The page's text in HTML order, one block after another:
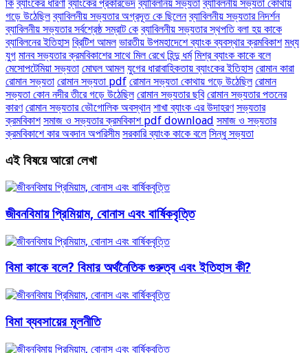
কি ব্যাংকের ধারণা ব্যাংকের প্রকারভেদ ব্যাবিলনিয় সভ্যতা ব্যাবিলনীয় সভ্যতা কোথায়
গড়ে উঠেছিল ব্যাবিলনীয় সভ্যতার অগ্রদূত কে ছিলেন ব্যাবিলনীয় সভ্যতার নিদর্শন
ব্যাবিলনীয় সভ্যতার সর্বশ্রেষ্ঠ সম্রাট কে ব্যাবিলনীয় সভ্যতার স্থপতি বলা হয় কাকে
ব্যাবিলনের ইতিহাস ব্রিটিশ আমল ভারতীয় উপমহাদেশে ব্যাংক ব্যবস্থার ক্রমবিকাশ মধ্য
যুগ মানব সভ্যতার ক্রমবিকাশের সাথে মিল রেখে হিন্দু ধর্ম মিশ্র ব্যাংক কাকে বলে
মেসোপটেমিয়া সভ্যতা মোঘল আমল যুগের ধারাবাহিকতায় ব্যাংকের ইতিহাস রোমান কারা
রোমান সভ্যতা রোমান সভ্যতা pdf রোমান সভ্যতা কোথায় গড়ে উঠেছিল রোমান
সভ্যতা কোন নদীর তীরে গড়ে উঠেছিল রোমান সভ্যতার ছবি রোমান সভ্যতার পতনের
কারণ রোমান সভ্যতার ভৌগোলিক অবস্থান শাখা ব্যাংক এর উদাহরণ সভ্যতার
ক্রমবিকাশ সমাজ ও সভ্যতার ক্রমবিকাশ pdf download সমাজ ও সভ্যতার
ক্রমবিকাশে কার অবদান অপরিসীম সরকারি ব্যাংক কাকে বলে সিন্ধু সভ্যতা
এই বিষয়ে আরো লেখা
জীবনবিমায় প্রিমিয়াম, বোনাস এবং বার্ষিকবৃত্তি
বিমা কাকে বলে? বিমার অর্থনৈতিক গুরুত্ব এবং ইতিহাস কী?
বিমা ব্যবসায়ের মূলনীতি